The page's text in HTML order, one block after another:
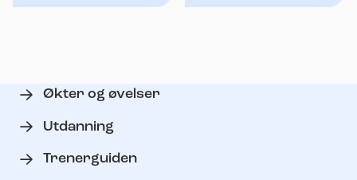
hodet
"90grader" ut til
Økter og øvelser
Utdanning
Trenerguiden